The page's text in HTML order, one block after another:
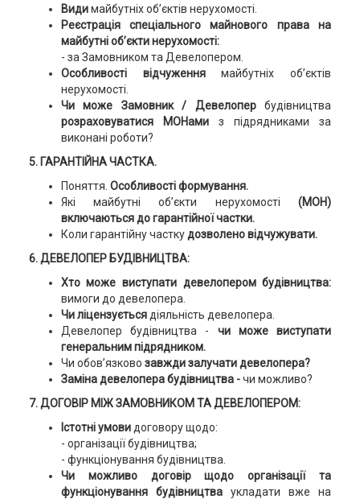
Видимайбутніх об’єктів нерухомості.
Реєстрація спеціального майнового права на
майбутні об’єкти нерухомості:
- за Замовником та Девелопером.
Особливості відчуженнямайбутніх об’єктів
нерухомості.
Чи може Замовник / Девелопербудівництва
розраховуватися МОНамиз підрядниками за
виконані роботи?
5. ГАРАНТІЙНА ЧАСТКА.
Поняття. Особливості формування.
Які майбутні об’єкти нерухомості(МОН)
включаються до гарантійної частки.
Коли гарантійну часткудозволено відчужувати.
6.ДЕВЕЛОПЕР БУДІВНИЦТВА:
Хто може виступати девелопером будівництва:
вимоги до девелопера.
Чи ліцензується діяльність девелопера.
Девелопер будівництва - чи може виступати
генеральним підрядником.
Чи обов’язково завжди залучати девелопера?
Заміна девелопера будівництва -чи можливо?
7.ДОГОВІР МІЖ ЗАМОВНИКОМ ТА ДЕВЕЛОПЕРОМ:
Істотні умовидоговору щодо:
- організації будівництва;
- функціонування будівництва.
Чи можливо договір щодо організації та
функціонування будівництваукладати вже на